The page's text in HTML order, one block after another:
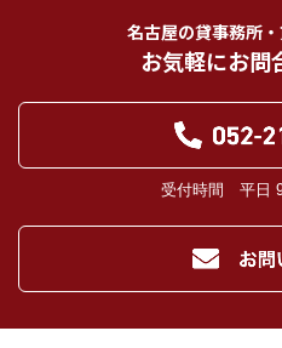
取引業者に義務付けられます。）
登記に関する司法書士、土地家屋調査士
対象不動産について管理の必要がある
当社の管理が生じる場合は、管理委託
先及び管理費引き落としの際の振込先金
入居者様が賃料を滞納した場合の滞納
当社のデータベース等に対する必要な
名古屋の貸事務所
お気軽にお問
受付時間 平日